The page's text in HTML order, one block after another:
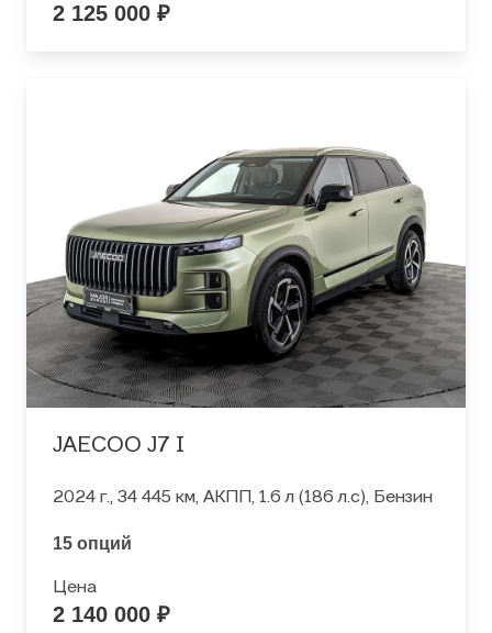
2 125 000 ₽
JAECOO J7 I
2024 г., 34 445 км, АКПП, 1.6 л (186 л.с), Бензин
15 опций
Цена
2 140 000 ₽